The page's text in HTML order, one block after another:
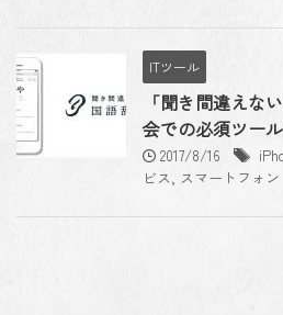
ITツール
「聞き間違えな
会での必須ツー
2017/8/16
ビス, スマートフォン